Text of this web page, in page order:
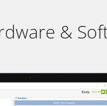
&